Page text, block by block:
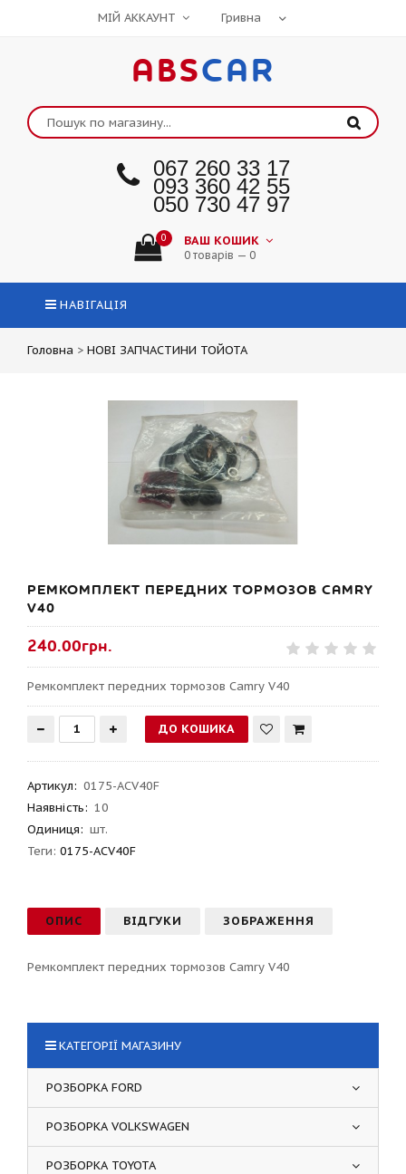
МІЙ АККАУНТ
ABSCAR
067 260 33 17
093 360 42 55
050 730 47 97
0 ВАШ КОШИК
0 товарів — 0
НАВІГАЦІЯ
Головна > НОВІ ЗАПЧАСТИНИ ТОЙОТА
РЕМКОМПЛЕКТ ПЕРЕДНИХ ТОРМОЗОВ CAMRY
V40
240.00грн.
Ремкомплект передних тормозов Camry V40
Артикул: 0175-ACV40F
Наявність: 10
Одиниця: шт.
Теги: 0175-ACV40F
ОПИС ВІДГУКИ ЗОБРАЖЕННЯ
Ремкомплект передних тормозов Camry V40
КАТЕГОРІЇ МАГАЗИНУ
РОЗБОРКА FORD
РОЗБОРКА VOLKSWAGEN
РОЗБОРКА TOYOTA